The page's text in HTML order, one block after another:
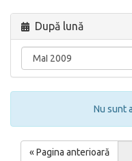
După lună
Nu sunt
« Pagina anterioară